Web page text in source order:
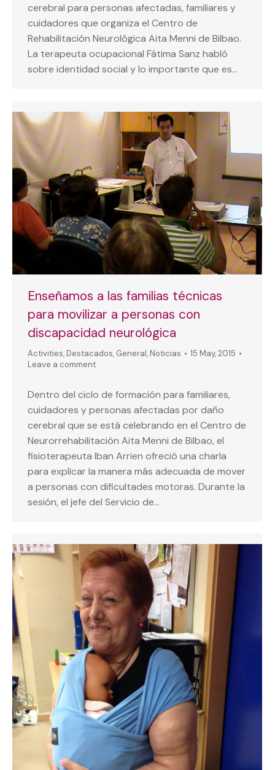
cerebral para personas afectadas, familiares y
cuidadores que organiza el Centro de
Rehabilitación Neurológica Aita Menni de Bilbao.
La terapeuta ocupacional Fátima Sanz habló
sobre identidad social y lo importante que es…
Enseñamos a las familias técnicas
para movilizar a personas con
discapacidad neurológica
Activities, Destacados, General, Noticias
15 May, 2015
Leave a comment
Dentro del ciclo de formación para familiares,
cuidadores y personas afectadas por daño
cerebral que se está celebrando en el Centro de
Neurorrehabilitación Aita Menni de Bilbao, el
fisioterapeuta Iban Arrien ofreció una charla
para explicar la manera más adecuada de mover
a personas con dificultades motoras. Durante la
sesión, el jefe del Servicio de…